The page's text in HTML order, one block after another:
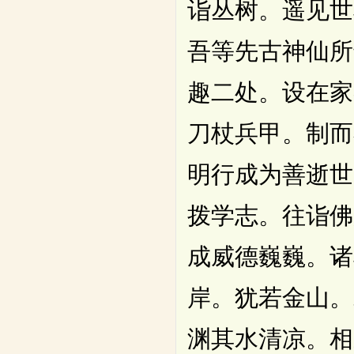
诣丛树。遥见
吾等先古神仙
趣二处。设在
刀杖兵甲。制
明行成为善逝
拨学志。往诣
成威德巍巍。
岸。犹若金山
渊其水清凉。